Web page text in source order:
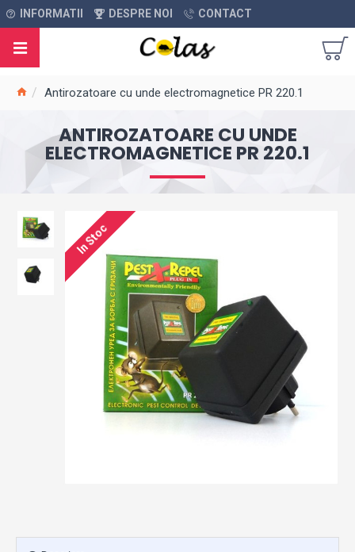
INFORMATII DESPRE NOI CONTACT
Antirozatoare cu unde electromagnetice PR 220.1
ANTIROZATOARE CU UNDE
ELECTROMAGNETICE PR 220.1
In Stoc